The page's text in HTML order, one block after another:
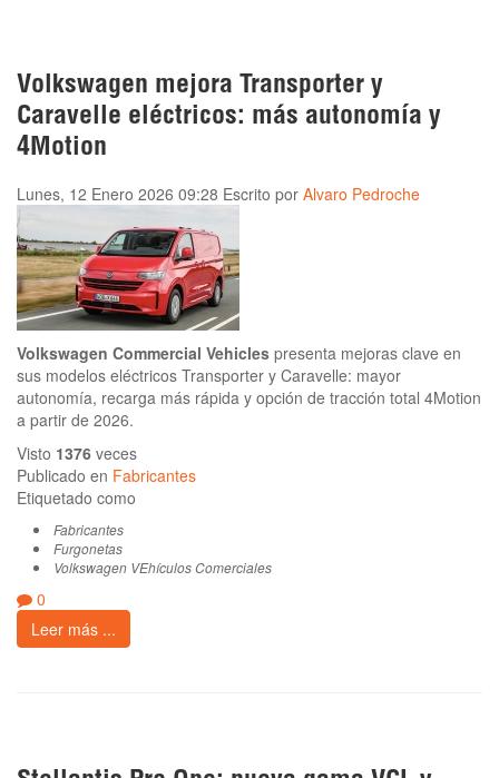
Volkswagen mejora Transporter y
Caravelle eléctricos: más autonomía y
4Motion
Lunes, 12 Enero 2026 09:28 Escrito por Alvaro Pedroche
Volkswagen Commercial Vehicles presenta mejoras clave en
sus modelos eléctricos Transporter y Caravelle: mayor
autonomía, recarga más rápida y opción de tracción total 4Motion
a partir de 2026.
Visto 1376 veces
Publicado en Fabricantes
Etiquetado como
Fabricantes
Furgonetas
Volkswagen VEhículos Comerciales
0
Leer más ...